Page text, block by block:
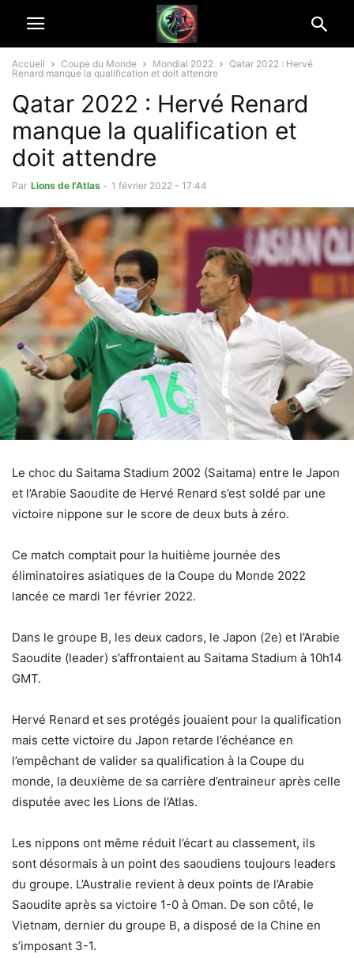
Accueil Coupe du Monde Mondial 2022
Qatar 2022 : Hervé
Renard manque la qualification et doit attendre
Qatar 2022 : Hervé Renard
manque la qualification et
doit attendre
Par Lions de l'Atlas - 1 février 2022 - 17:44
Le choc du Saitama Stadium 2002 (Saitama) entre le Japon
et l’Arabie Saoudite de Hervé Renard s’est soldé par une
victoire nippone sur le score de deux buts à zéro.
Ce match comptait pour la huitième journée des
éliminatoires asiatiques de la Coupe du Monde 2022
lancée ce mardi 1er février 2022.
Dans le groupe B, les deux cadors, le Japon (2e) et l’Arabie
Saoudite (leader) s’affrontaient au Saitama Stadium à 10h14
GMT.
Hervé Renard et ses protégés jouaient pour la qualification
mais cette victoire du Japon retarde l’échéance en
l’empêchant de valider sa qualification à la Coupe du
monde, la deuxième de sa carrière d’entraineur après celle
disputée avec les Lions de l’Atlas.
Les nippons ont même réduit l’écart au classement, ils
sont désormais à un point des saoudiens toujours leaders
du groupe. L’Australie revient à deux points de l’Arabie
Saoudite après sa victoire 1-0 à Oman. De son côté, le
Vietnam, dernier du groupe B, a disposé de la Chine en
s’imposant 3-1.